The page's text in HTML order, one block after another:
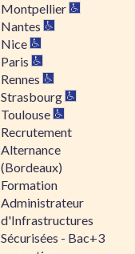
Montpellier
Nantes
Nice
Paris
Rennes
Strasbourg
Toulouse
Recrutement
Alternance
(Bordeaux)
Formation
Administrateur
d'Infrastructures
Sécurisées - Bac+3